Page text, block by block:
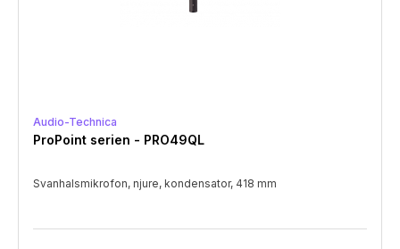
Audio-Technica
ProPoint serien - PRO49QL
Svanhalsmikrofon, njure, kondensator, 418 mm